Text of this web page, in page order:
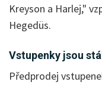
Kreyson a Harlej,"
Hegedüs.
Vstupenky jsou
Předprodej